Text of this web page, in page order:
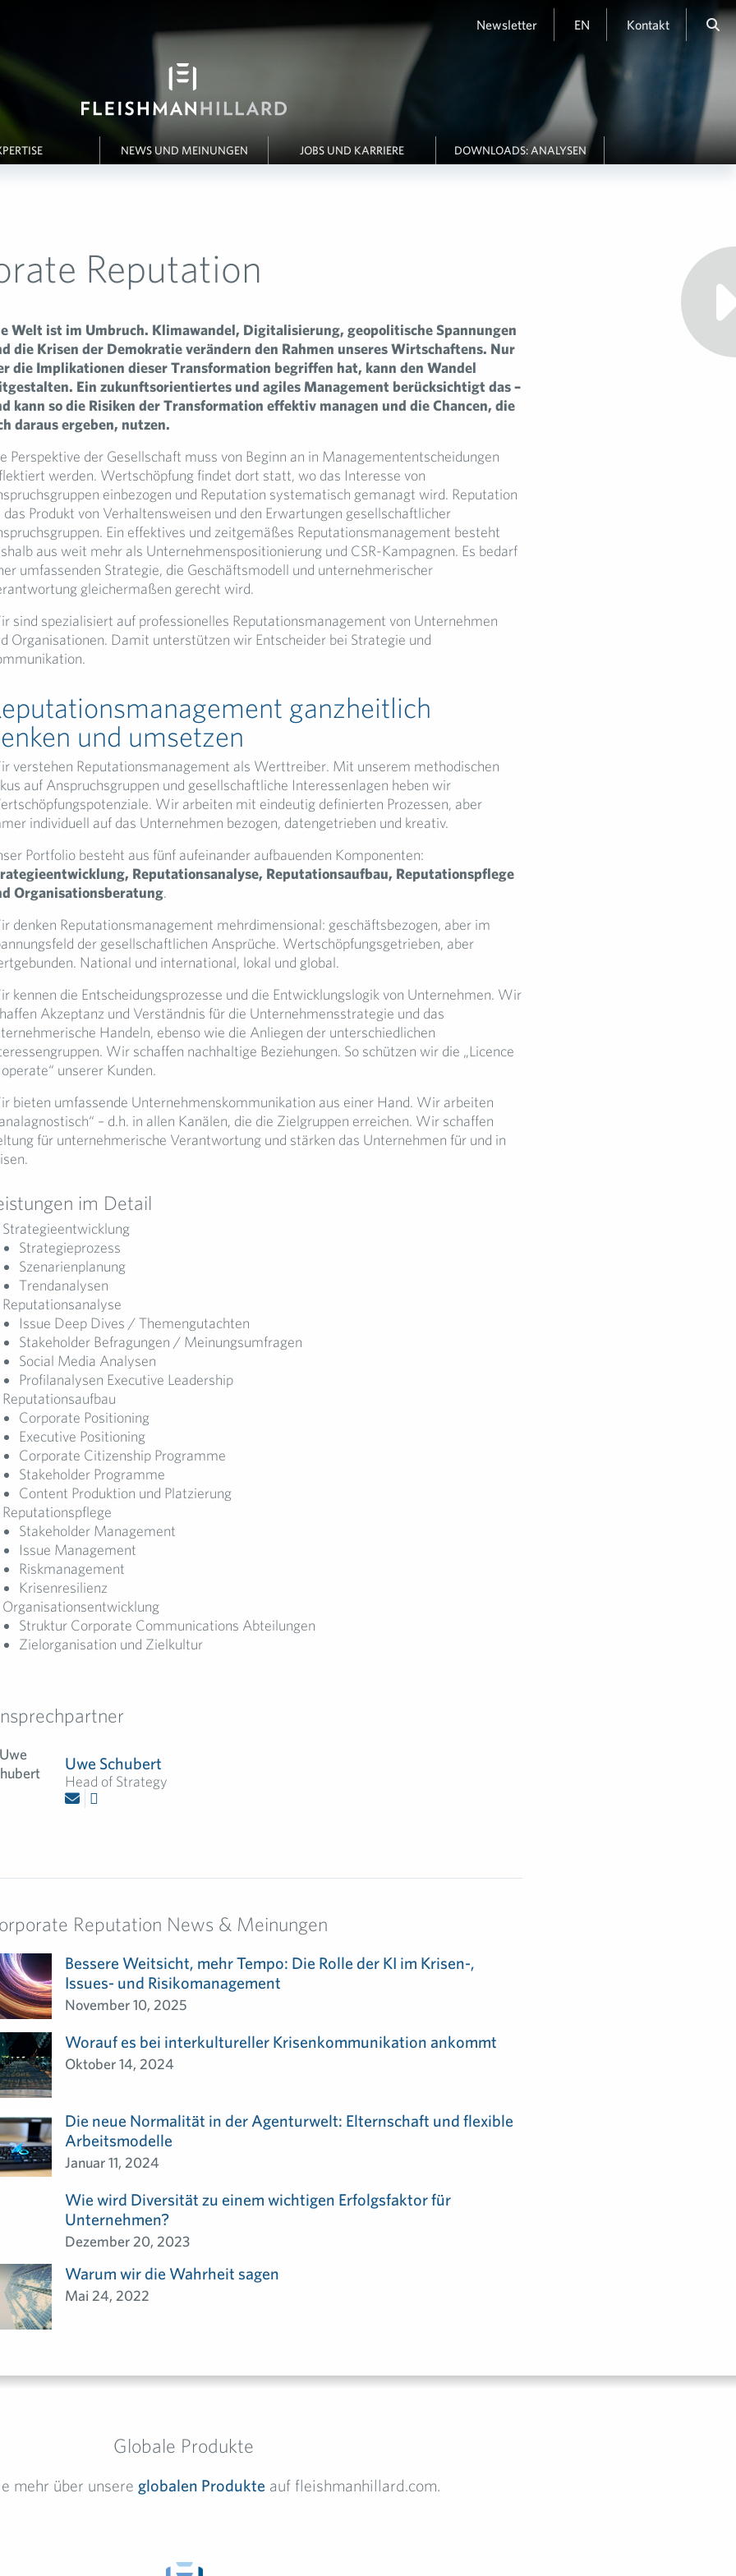
Newsletter EN Kontakt
NEWS UND MEINUNGEN JOBS UND KARRIERE DOWNLOADS: ANALYSEN
Reputation
Welt ist im Umbruch. Klimawandel, Digitalisierung, geopolitische Spannungen
die Krisen der Demokratie verändern den Rahmen unseres Wirtschaftens. Nur
die Implikationen dieser Transformation begriffen hat, kann den Wandel
Ein zukunftsorientiertes und agiles Management berücksichtigt das –
kann so die Risiken der Transformation effektiv managen und die Chancen, die
daraus ergeben, nutzen.
Perspektive der Gesellschaft muss von Beginn an in Managemententscheidungen
werden. Wertschöpfung findet dort statt, wo das Interesse von
einbezogen und Reputation systematisch gemanagt wird. Reputation
das Produkt von Verhaltensweisen und den Erwartungen gesellschaftlicher
Ein effektives und zeitgemäßes Reputationsmanagement besteht
aus weit mehr als Unternehmenspositionierung und CSR-Kampagnen. Es bedarf
umfassenden Strategie, die Geschäftsmodell und unternehmerischer
gleichermaßen gerecht wird.
sind spezialisiert auf professionelles Reputationsmanagement von Unternehmen
Organisationen. Damit unterstützen wir Entscheider bei Strategie und
ganzheitlich
und umsetzen
verstehen Reputationsmanagement als Werttreiber. Mit unserem methodischen
auf Anspruchsgruppen und gesellschaftliche Interessenlagen heben wir
Wir arbeiten mit eindeutig definierten Prozessen, aber
individuell auf das Unternehmen bezogen, datengetrieben und kreativ.
Portfolio besteht aus fünf aufeinander aufbauenden Komponenten:
Reputationsanalyse, Reputationsaufbau, Reputationspflege
Organisationsberatung.
denken Reputationsmanagement mehrdimensional: geschäftsbezogen, aber im
der gesellschaftlichen Ansprüche. Wertschöpfungsgetrieben, aber
National und international, lokal und global.
kennen die Entscheidungsprozesse und die Entwicklungslogik von Unternehmen. Wir
Akzeptanz und Verständnis für die Unternehmensstrategie und das
Handeln, ebenso wie die Anliegen der unterschiedlichen
Wir schaffen nachhaltige Beziehungen. So schützen wir die „Licence
unserer Kunden.
bieten umfassende Unternehmenskommunikation aus einer Hand. Wir arbeiten
– d.h. in allen Kanälen, die die Zielgruppen erreichen. Wir schaffen
für unternehmerische Verantwortung und stärken das Unternehmen für und in
im Detail
Strategieentwicklung
Strategieprozess
Szenarienplanung
Trendanalysen
Reputationsanalyse
Issue Deep Dives / Themengutachten
Stakeholder Befragungen / Meinungsumfragen
Social Media Analysen
Profilanalysen Executive Leadership
Reputationsaufbau
Corporate Positioning
Executive Positioning
Corporate Citizenship Programme
Stakeholder Programme
Content Produktion und Platzierung
Reputationspflege
Stakeholder Management
Issue Management
Riskmanagement
Krisenresilienz
Organisationsentwicklung
Struktur Corporate Communications Abteilungen
Zielorganisation und Zielkultur
Uwe Schubert
Head of Strategy
Reputation News & Meinungen
Bessere Weitsicht, mehr Tempo: Die Rolle der KI im Krisen-,
Issues- und Risikomanagement
November 10, 2025
Worauf es bei interkultureller Krisenkommunikation ankommt
Oktober 14, 2024
Die neue Normalität in der Agenturwelt: Elternschaft und flexible
Arbeitsmodelle
Januar 11, 2024
Wie wird Diversität zu einem wichtigen Erfolgsfaktor für
Unternehmen?
Dezember 20, 2023
Warum wir die Wahrheit sagen
Mai 24, 2022
Globale Produkte
mehr über unsere globalen Produkte auf fleishmanhillard.com.